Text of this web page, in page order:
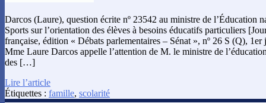
Darcos (Laure), question écrite nº 23542 au ministre de l’Éducation
Sports sur l’orientation des élèves à besoins éducatifs particuliers
française, édition « Débats parlementaires – Sénat », nº 26 S (Q),
Mme Laure Darcos appelle l’attention de M. le ministre de
des […]
Lire l’article
Étiquettes : famille, scolarité